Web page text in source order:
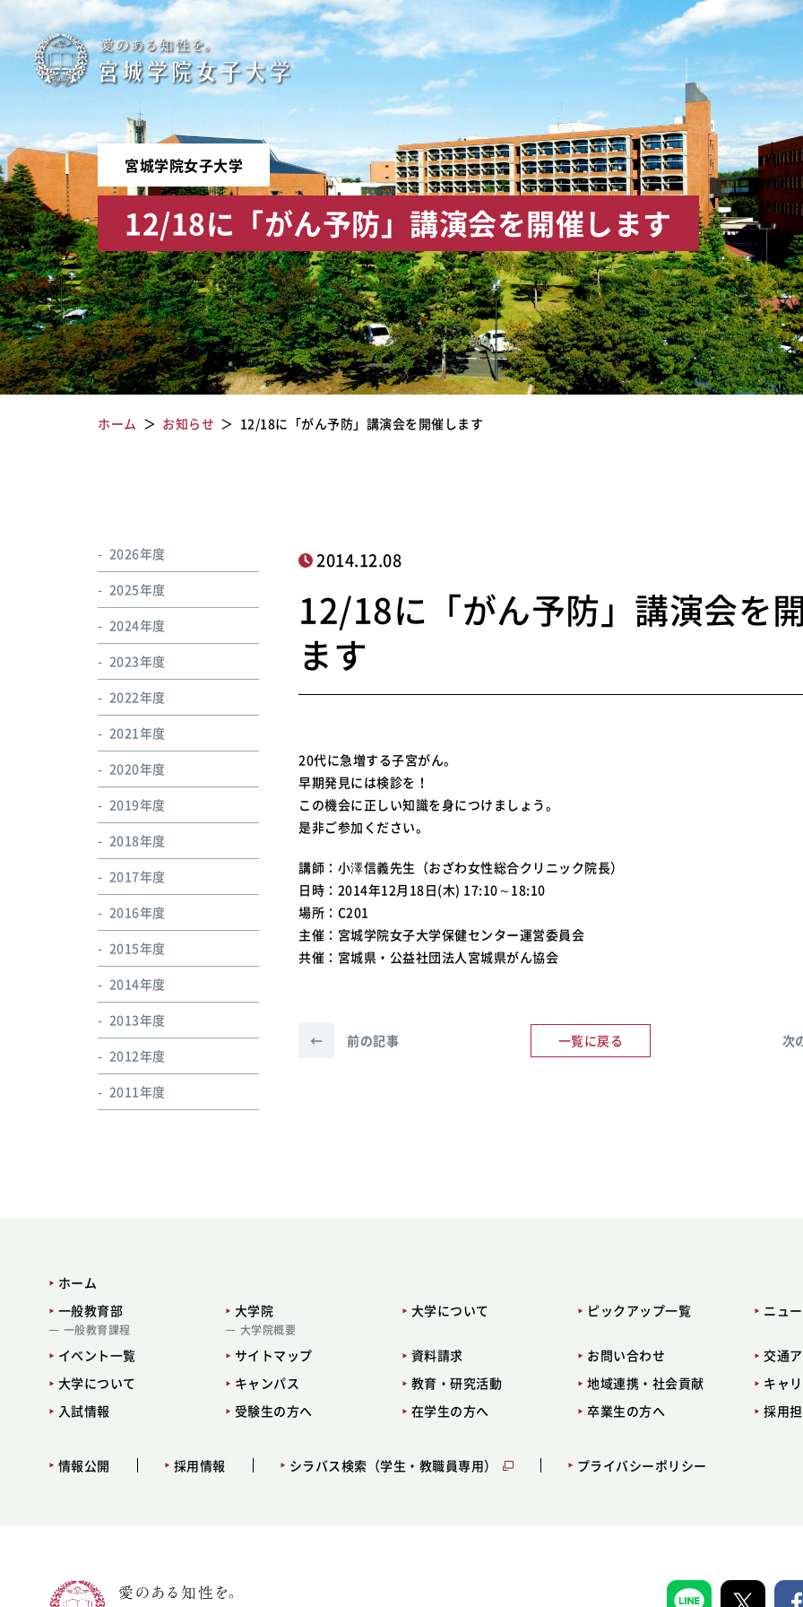
宮
城
学
院
女
子
大
学
宮城学院女子大学
12/18に「がん予防」講演会を開催します
ホーム お知らせ 12/18に「がん予防」講演会を開催します
2014.12.08
12/18に「がん予防」講演会を
ます
20代に急増する子宮がん。
早期発見には検診を！
この機会に正しい知識を身につけましょう。
是非ご参加ください。
講師：小澤信義先生（おざわ女性総合クリニック院長）
日時：2014年12月18日(木) 17:10～18:10
場所：C201
主催：宮城学院女子大学保健センター運営委員会
共催：宮城県・公益社団法人宮城県がん協会
← 前の記事 一覧に戻る 次
2026年度
2025年度
2024年度
2023年度
2022年度
2021年度
2020年度
2019年度
2018年度
2017年度
2016年度
2015年度
2014年度
2013年度
2012年度
2011年度
ホーム
一般教育部
一般教育課程
大学院
大学院概要
大学について ピックアップ一覧 ニュ
イベント一覧 サイトマップ 資料請求 お問い合わせ
交通
大学について
キャンパス 教育・研究活動 地域連携・社会貢献
キャ
入試情報
受験生の方へ 在学生の方へ 卒業生の方へ 採用
情報公開 採用情報 シラバス検索（学生・教職員専用） プライバシーポリシー